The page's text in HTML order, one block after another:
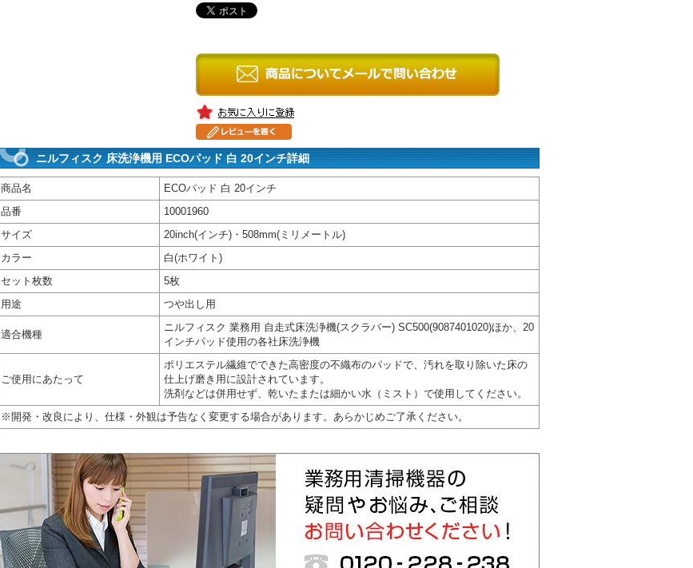
ニルフィスク 床洗浄機用 ECOパッド 白 20インチ詳細
商品名
ECOパッド 白 20インチ
品番
10001960
サイズ
20inch(インチ)・508mm(ミリメートル)
カラー
白(ホワイト)
セット枚数
5枚
用途
つや出し用
適合機種
ニルフィスク 業務用 自走式床洗浄機(スクラバー) SC500(9087401020)ほか、20
インチパッド使用の各社床洗浄機
ご使用にあたって
ポリエステル繊維でできた高密度の不織布のパッドで、汚れを取り除いた床の
仕上げ磨き用に設計されています。
洗剤などは併用せず、乾いたまたは細かい水（ミスト）で使用してください。
※開発・改良により、仕様・外観は予告なく変更する場合があります。あらかじめご了承ください。